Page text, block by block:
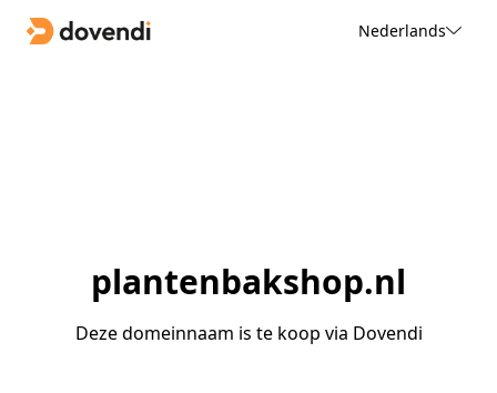
Nederlands
plantenbakshop.nl
Deze domeinnaam is te koop via Dovendi